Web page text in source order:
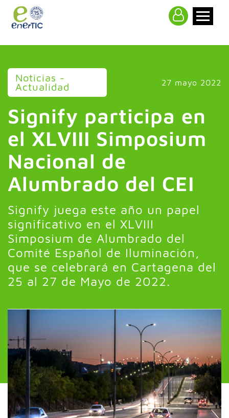
Noticias -
Actualidad 27 mayo 2022
Signify participa en
el XLVIII Simposium
Nacional de
Alumbrado del CEI
Signify juega este año un papel
significativo en el XLVIII
Simposium de Alumbrado del
Comité Español de Iluminación,
que se celebrará en Cartagena del
25 al 27 de Mayo de 2022.